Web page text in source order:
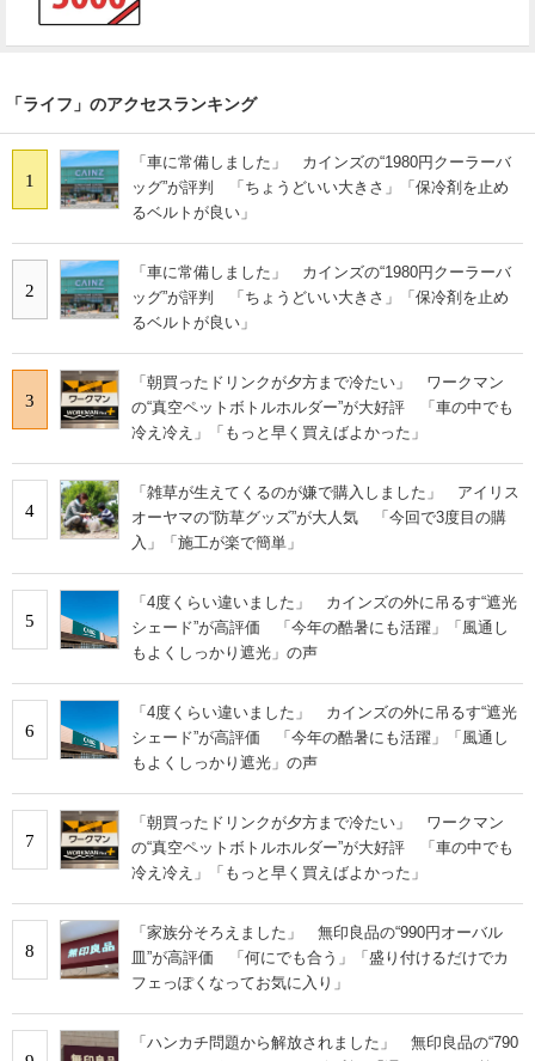
「ライフ」のアクセスランキング
1
「車に常備しました」 カインズの“1980円クーラーバ
ッグ”が評判 「ちょうどいい大きさ」「保冷剤を止め
るベルトが良い」
2
「車に常備しました」 カインズの“1980円クーラーバ
ッグ”が評判 「ちょうどいい大きさ」「保冷剤を止め
るベルトが良い」
3
「朝買ったドリンクが夕方まで冷たい」 ワークマン
の“真空ペットボトルホルダー”が大好評 「車の中でも
冷え冷え」「もっと早く買えばよかった」
4
「雑草が生えてくるのが嫌で購入しました」 アイリス
オーヤマの“防草グッズ”が大人気 「今回で3度目の購
入」「施工が楽で簡単」
5
「4度くらい違いました」 カインズの外に吊るす“遮光
シェード”が高評価 「今年の酷暑にも活躍」「風通し
もよくしっかり遮光」の声
6
「4度くらい違いました」 カインズの外に吊るす“遮光
シェード”が高評価 「今年の酷暑にも活躍」「風通し
もよくしっかり遮光」の声
7
「朝買ったドリンクが夕方まで冷たい」 ワークマン
の“真空ペットボトルホルダー”が大好評 「車の中でも
冷え冷え」「もっと早く買えばよかった」
8
「家族分そろえました」 無印良品の“990円オーバル
皿”が高評価 「何にでも合う」「盛り付けるだけでカ
フェっぽくなってお気に入り」
「ハンカチ問題から解放されました」 無印良品の“790